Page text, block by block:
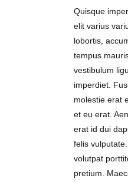
Quisque
elit varius
lobortis,
tempus
vestibulum
imperdiet.
molestie erat
et eu erat.
erat id dui
felis
volutpat
pretium.